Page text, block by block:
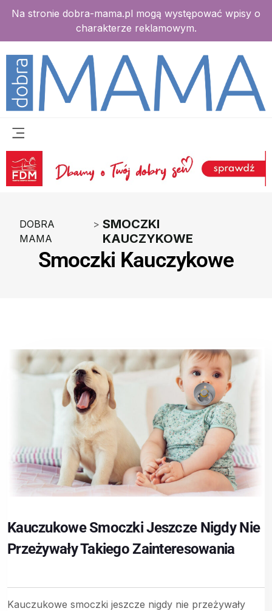
Na stronie dobra-mama.pl mogą występować wpisy o
charakterze reklamowym.
DOBRA
MAMA
> SMOCZKI
KAUCZYKOWE
Smoczki Kauczykowe
Kauczukowe Smoczki Jeszcze Nigdy Nie
Przeżywały Takiego Zainteresowania
Kauczukowe smoczki jeszcze nigdy nie przeżywały